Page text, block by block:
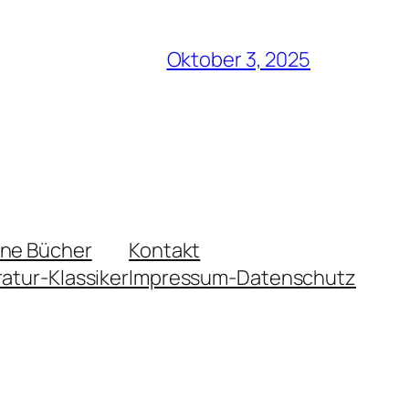
Oktober 3, 2025
Bücher
Klassiker
Kontakt
Impressum-Datenschutz